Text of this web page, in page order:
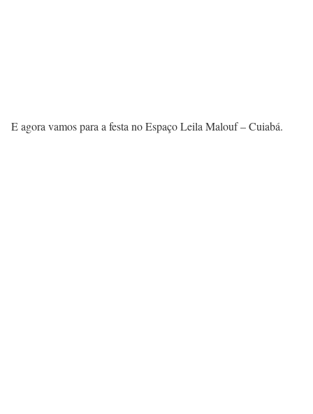
Eagora vamos para a festa no Espaço Leila Malouf – Cuiabá.